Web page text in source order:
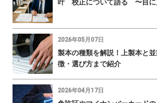
叶 校正について語る 〜目に
2026年05月07日
製本の種類を解説！上製本と
徴・選び方まで紹介
2026年04月17日